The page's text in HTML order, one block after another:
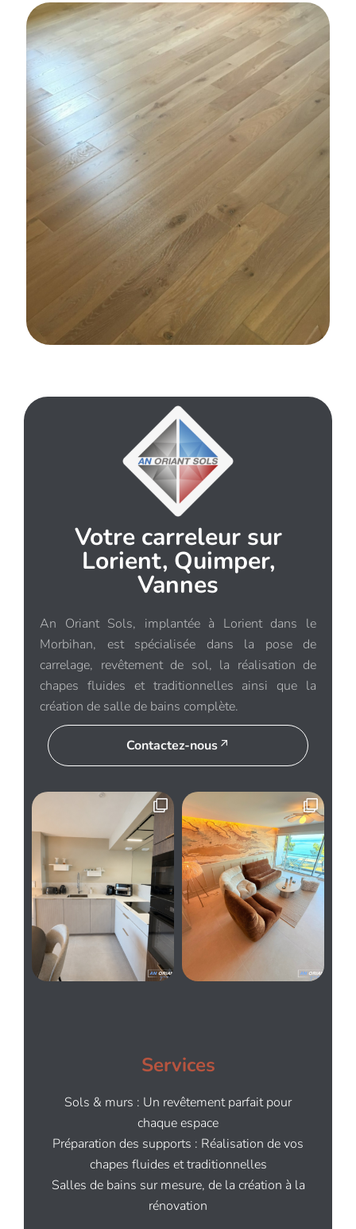
Rénovation Maison à Kervignac
Votre carreleur sur
Lorient, Quimper,
Vannes
An Oriant Sols, implantée à Lorient dans le
Morbihan, est spécialisée dans la pose de
carrelage, revêtement de sol, la réalisation de
chapes fluides et traditionnelles ainsi que la
création de salle de bains complète.
Contactez-nous
Services
Sols & murs : Un revêtement parfait pour
chaque espace
Préparation des supports : Réalisation de vos
chapes fluides et traditionnelles
Salles de bains sur mesure, de la création à la
rénovation